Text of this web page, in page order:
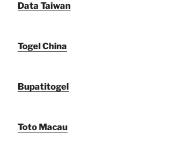
Data Taiwan
Togel China
Bupatitogel
Toto Macau